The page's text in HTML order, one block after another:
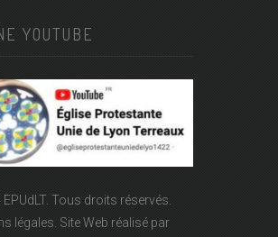
YOUTUBE
Tous droits réservés.
légales. Site Web réalisé par